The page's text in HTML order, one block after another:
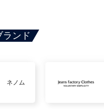
ランド
ネノム